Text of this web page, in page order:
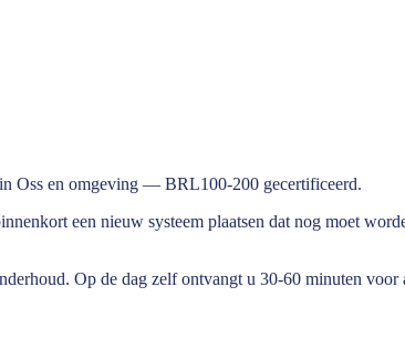
Oss en omgeving — BRL100-200 gecertificeerd.
een nieuw systeem plaatsen dat nog moet
Op de dag zelf ontvangt u 30-60 minuten voor